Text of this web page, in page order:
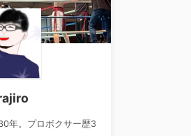
年。プロボクサー歴3